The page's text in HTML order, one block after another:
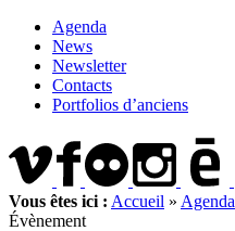
Agenda
News
Newsletter
Contacts
Portfolios d’anciens
Vous êtes ici : Accueil » Agenda
Évènement